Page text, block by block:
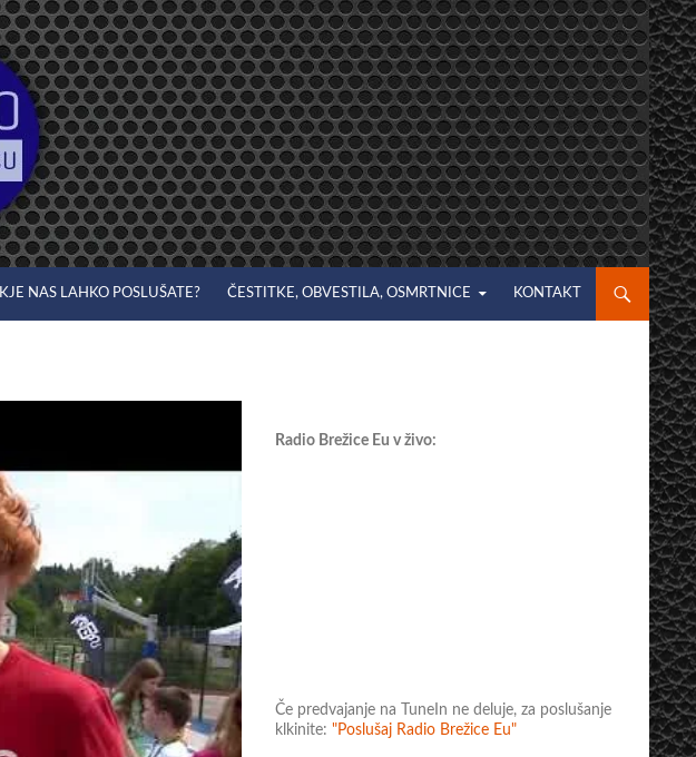
KJE NAS LAHKO POSLUŠATE? ČESTITKE, OBVESTILA, OSMRTNICE KONTAKT
Radio Brežice Eu v živo:
Če predvajanje na TuneIn ne deluje, za poslušanje
klkinite: "Poslušaj Radio Brežice Eu"